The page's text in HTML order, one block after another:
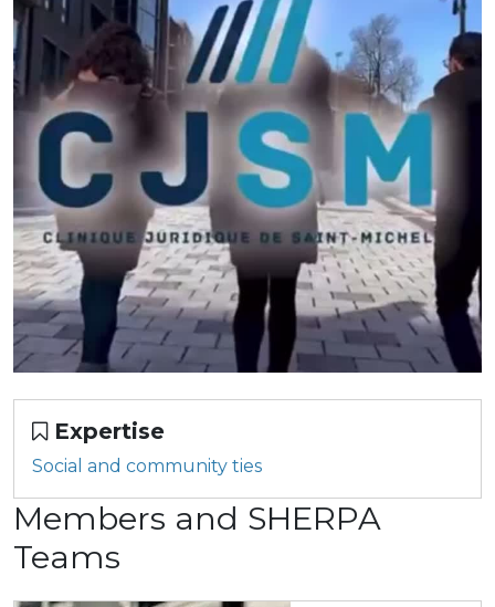
Expertise
Social and community ties
Members and SHERPA
Teams